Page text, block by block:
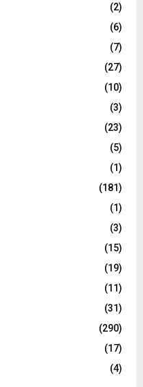
(2)
(6)
(7)
(27)
(10)
(3)
(23)
(5)
(1)
(181)
(1)
(3)
(15)
(19)
(11)
(31)
(290)
(17)
(4)